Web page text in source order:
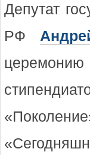
Депутат
РФ